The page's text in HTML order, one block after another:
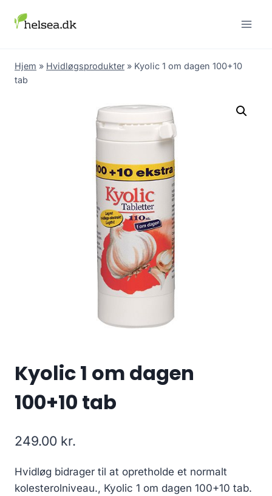
Hjem » Hvidløgsprodukter » Kyolic 1 om dagen 100+10
tab
Kyolic 1 om dagen
100+10 tab
249.00 kr.
Hvidløg bidrager til at opretholde et normalt
kolesterolniveau., Kyolic 1 om dagen 100+10 tab.